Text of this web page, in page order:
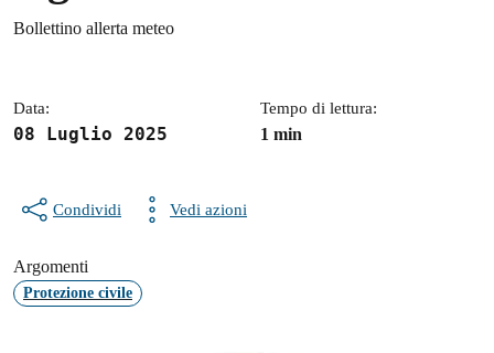
Dettagli della notizia
Bollettino allerta meteo
Data:
08 Luglio 2025
Tempo di lettura:
1 min
Condividi Vedi azioni
Argomenti
Protezione civile